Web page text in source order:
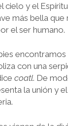
cielo y el
más bella que
el ser humano.
encontramos
con una
coatl. De
la unión y